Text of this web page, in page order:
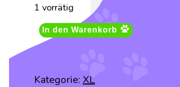
1 vorrätig
In den Warenkorb
Kategorie:XL